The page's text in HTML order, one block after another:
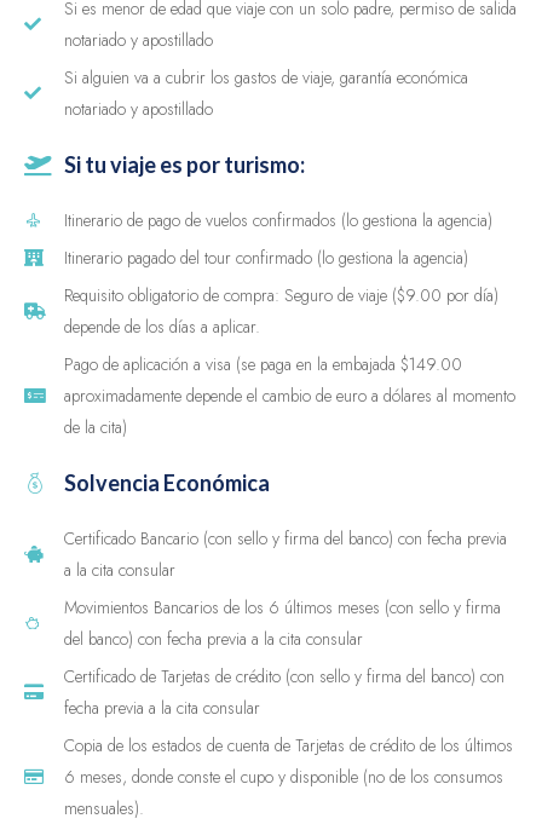
Si es menor de edad que viaje con un solo padre, permiso de salida
notariado y apostillado
Si alguien va a cubrir los gastos de viaje, garantía económica
notariado y apostillado
Si tu viaje es por turismo:
Itinerario de pago de vuelos confirmados (lo gestiona la agencia)
Itinerario pagado del tour confirmado (lo gestiona la agencia)
Requisito obligatorio de compra: Seguro de viaje ($9.00 por día)
depende de los días a aplicar.
Pago de aplicación a visa (se paga en la embajada $149.00
aproximadamente depende el cambio de euro a dólares al momento
de la cita)
Solvencia Económica
Certificado Bancario (con sello y firma del banco) con fecha previa
a la cita consular
Movimientos Bancarios de los 6 últimos meses (con sello y firma
del banco) con fecha previa a la cita consular
Certificado de Tarjetas de crédito (con sello y firma del banco) con
fecha previa a la cita consular
Copia de los estados de cuenta de Tarjetas de crédito de los últimos
6 meses, donde conste el cupo y disponible (no de los consumos
mensuales).